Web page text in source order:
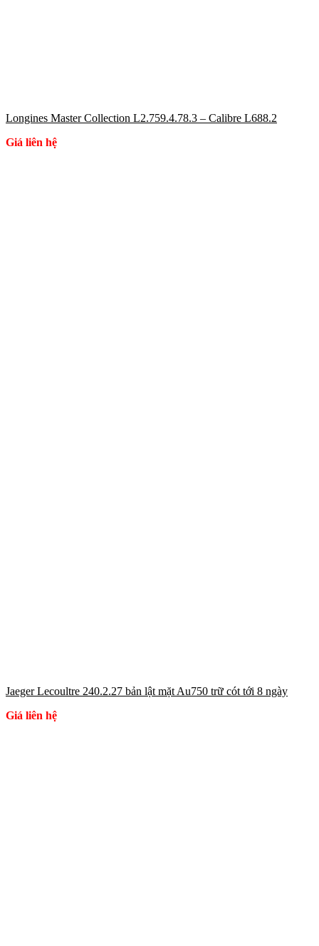
Longines Master Collection L2.759.4.78.3 – Calibre L688.2
Giá liên hệ
Jaeger Lecoultre 240.2.27 bản lật mặt Au750 trữ cót tới 8 ngày
Giá liên hệ